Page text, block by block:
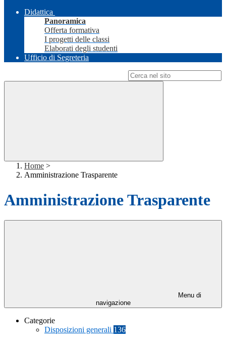
Didattica
Panoramica
Offerta formativa
I progetti delle classi
Elaborati degli studenti
Ufficio di Segreteria
Home >
Amministrazione Trasparente
Amministrazione Trasparente
Menu di
navigazione
Categorie
Disposizioni generali 136